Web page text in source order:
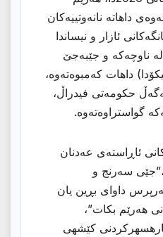
داهاتە نانەوتییەکان
ئازار و نیساندا
ناوچەکە و جێبەجێ
داهات کەمبوەتەوە،
حکومەتی فیدراڵ،
ئاڕاستەی عەدنان
سەرنج و
داوای بڕین یان
هەرێم بکات”،
كێشهی